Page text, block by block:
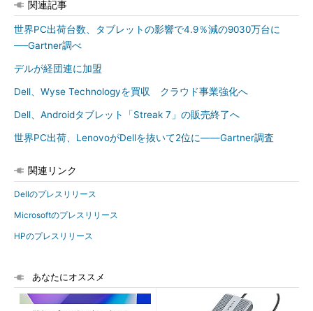
関連記事
世界PC出荷台数、タブレットの影響で4.9％減の9030万台に
──Gartner調べ
デルが経団連に加盟
Dell、Wyse Technologyを買収 クラウド事業強化へ
Dell、Androidタブレット「Streak 7」の販売終了へ
世界PC出荷、LenovoがDellを抜いて2位に――Gartner調査
関連リンク
Dellのプレスリリース
Microsoftのプレスリリース
HPのプレスリリース
あなたにオススメ